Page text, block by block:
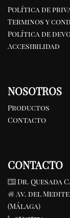
Política de
Terminos y
Política de
Accesibilidad
NOSOTROS
Productos
Contacto
CONTACTO
Dr. Quesada
Av. del
(Málaga)